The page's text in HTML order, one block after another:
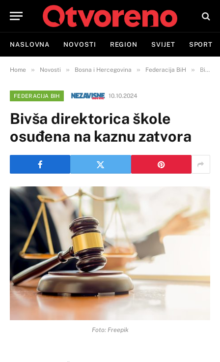
NASLOVNA NOVOSTI REGION SVIJET SPORT
Home » Novosti » Bosna i Hercegovina » Federacija BiH » Bivša direktorica škole osuđena na kaznu zatvora
FEDERACIJA BIH 10.10.2024
Bivša direktorica škole
osuđena na kaznu zatvora
Foto: Freepik